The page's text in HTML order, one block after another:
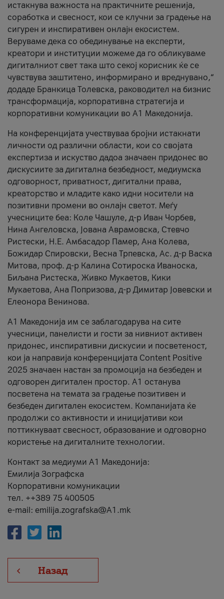
истакнува важноста на практичните решенија,
соработка и свесност, кои се клучни за градење на
сигурен и инспиративен онлајн екосистем.
Веруваме дека со обединување на експерти,
креатори и институции можеме да го обликуваме
дигиталниот свет така што секој корисник ќе се
чувствува заштитено, информирано и вреднувано,“
додаде Бранкица Толевска, раководител на бизнис
трансформација, корпоративна стратегија и
корпоративни комуникации во А1 Македонија.
На конференцијата учествуваа бројни истакнати
личности од различни области, кои со својата
експертиза и искуство дадоа значаен придонес во
дискусиите за дигитална безбедност, медиумска
одговорност, приватност, дигитални права,
креаторство и младите како идни носители на
позитивни промени во онлајн светот. Меѓу
учесниците беа: Коле Чашуле, д-р Иван Чорбев,
Нина Ангеловска, Јована Аврамовска, Стевчо
Ристески, Н.Е. Амбасадор Памер, Ана Колева,
Божидар Спировски, Весна Трпевска, Ас. д-р Васка
Митова, проф. д-р Калина Сотироска Иваноска,
Биљана Ристеска, Живко Мукаетов, Кики
Мукаетова, Ана Попризова, д-р Димитар Јовевски и
Елеонора Венинова.
А1 Македонија им се заблагодарува на сите
учесници, панелисти и гости за нивниот активен
придонес, инспиративни дискусии и посветеност,
кои ја направија конференцијата Content Positive
2025 значаен настан за промоција на безбеден и
одговорен дигитален простор. А1 останува
посветена на темата за градење позитивен и
безбеден дигитален екосистем. Компанијата ќе
продолжи со активности и иницијативи кои
поттикнуваат свесност, образование и одговорно
користење на дигиталните технологии.
Контакт за медиуми А1 Македонија:
Емилија Зографска
Корпоративни комуникации
тел. ++389 75 400505
e-mail: emilija.zografska@A1.mk
Назад